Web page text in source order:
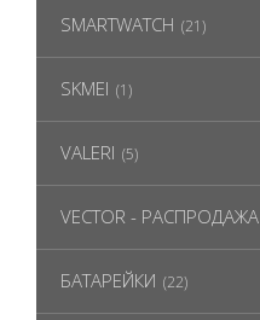
SMARTWATCH (21)
SKMEI (1)
VALERI (5)
VECTOR - РАСПРОДАЖА
БАТАРЕЙКИ (22)